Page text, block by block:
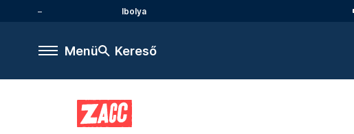
Ibolya
Menü Kereső